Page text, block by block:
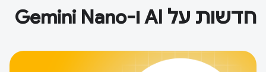
חדשות על AI ו-Gemini Nano